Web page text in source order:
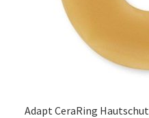
Adapt CeraRing